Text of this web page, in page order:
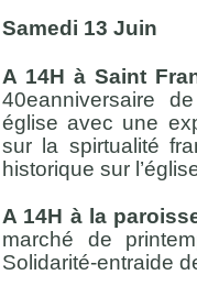
Samedi 13 Juin
A 14H à Saint
40eanniversaire
église avec une
sur la spirtualité
historique sur
A 14H à la
marché de
Solidarité-entraide